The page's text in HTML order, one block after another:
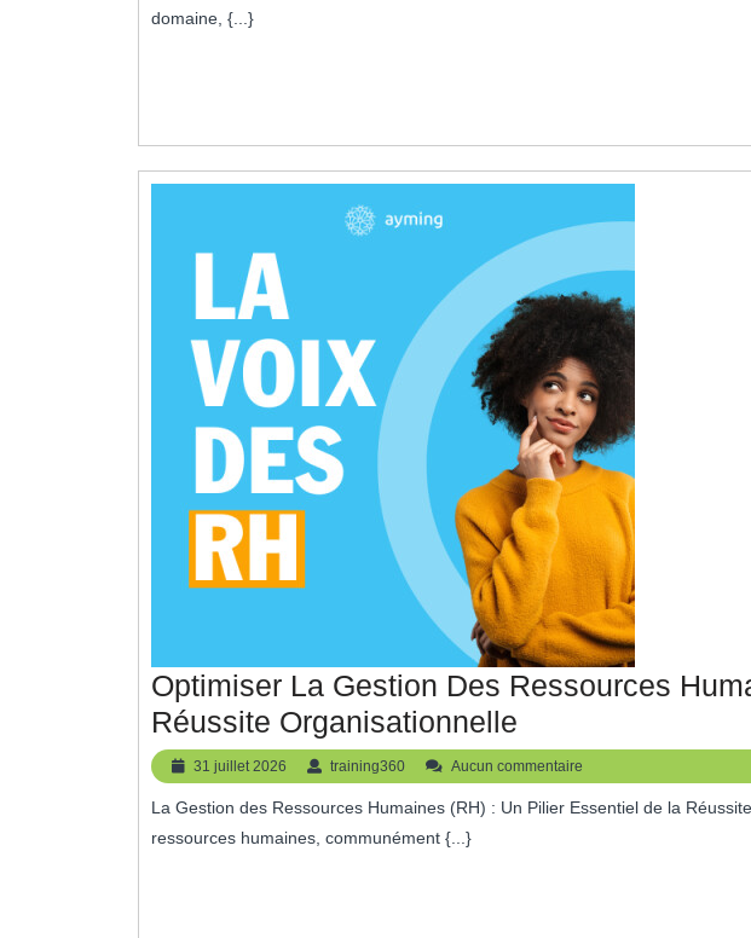
Que
Veut
Dire
Ressources
Humaines
?
domaine, {...}
Optimiser La Gestion Des Ressources
Réussite Organisationnelle
La
Gestion
31 juillet 2026
31
juillet
2026
training360 training360
Aucun commentaire
La Gestion des Ressources Humaines (RH) : Un Pilier Essentiel de la Réussite Organisationnelle La gestion des
ressources humaines, communément {...}